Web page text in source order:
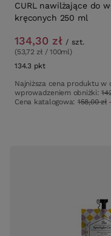
CURL nawilżające do
kręconych 250 ml
134,30 zł / szt.
(53,72 zł / 100ml)
134.3 pktpunktów
Najniższa cena produktu w
wprowadzeniem obniżki:
Cena katalogowa: 158,00 zł